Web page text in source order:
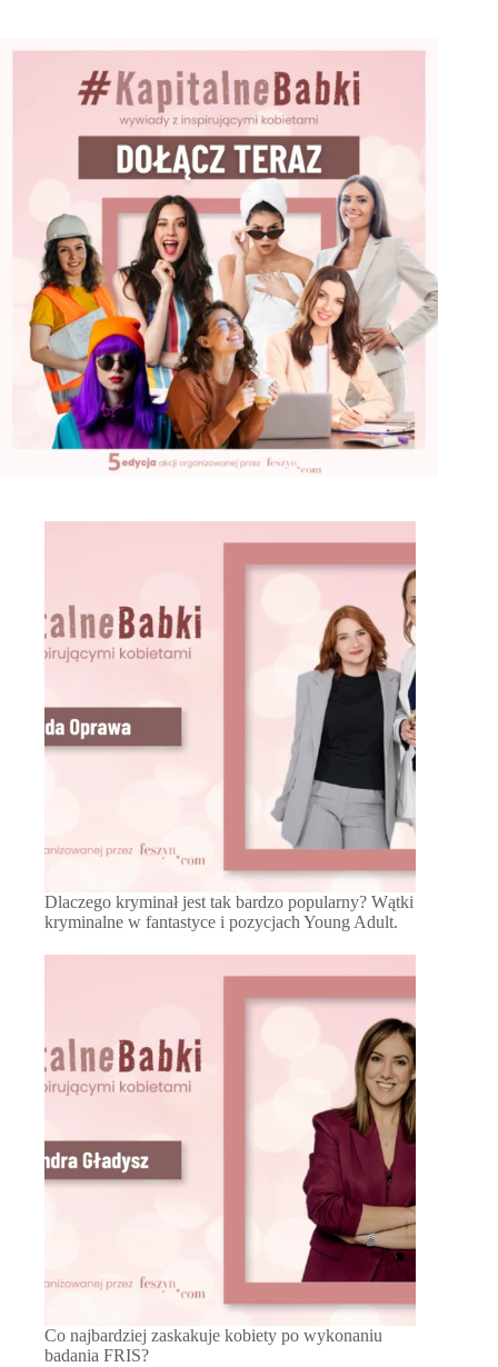
Dlaczego kryminał jest tak bardzo popularny? Wątki
kryminalne w fantastyce i pozycjach Young Adult.
Co najbardziej zaskakuje kobiety po wykonaniu
badania FRIS?